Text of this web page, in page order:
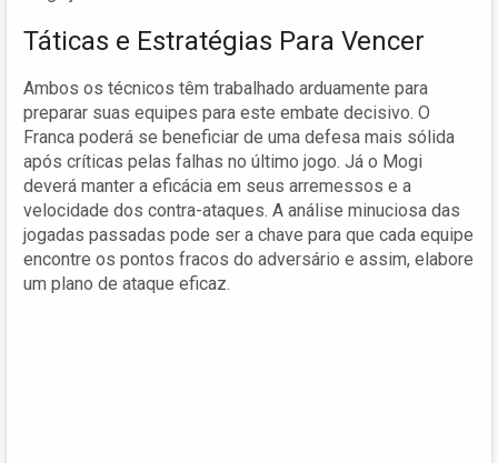
Táticas e Estratégias Para Vencer
Ambos os técnicos têm trabalhado arduamente para
preparar suas equipes para este embate decisivo. O
Franca poderá se beneficiar de uma defesa mais sólida
após críticas pelas falhas no último jogo. Já o Mogi
deverá manter a eficácia em seus arremessos e a
velocidade dos contra-ataques. A análise minuciosa das
jogadas passadas pode ser a chave para que cada equipe
encontre os pontos fracos do adversário e assim, elabore
um plano de ataque eficaz.